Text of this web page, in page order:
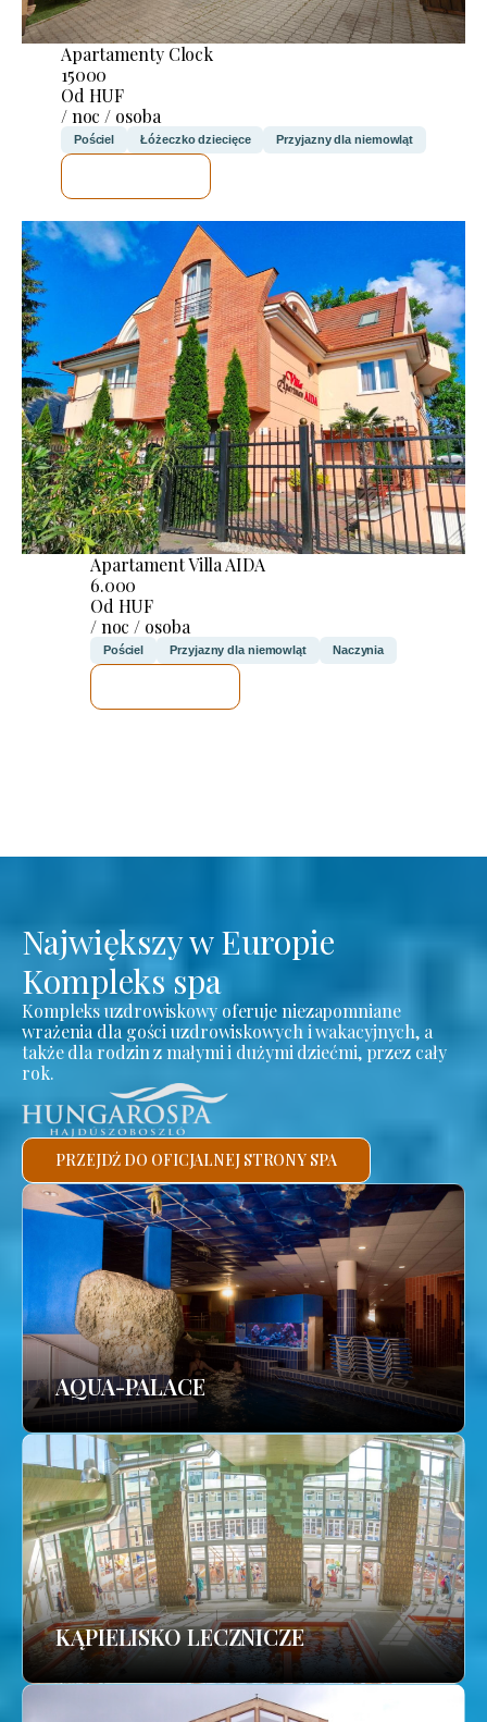
Apartamenty Clock
15000
Od HUF
/ noc / osoba
Pościel Łóżeczko dziecięce Przyjazny dla niemowląt
Apartament Villa AIDA
6.000
Od HUF
/ noc / osoba
Pościel Przyjazny dla niemowląt Naczynia
Największy w Europie
Kompleks spa
Kompleks uzdrowiskowy oferuje niezapomniane
wrażenia dla gości uzdrowiskowych i wakacyjnych, a
także dla rodzin z małymi i dużymi dziećmi, przez cały
rok.
PRZEJDŹ DO OFICJALNEJ STRONY SPA
AQUA-PALACE
KĄPIELISKO LECZNICZE